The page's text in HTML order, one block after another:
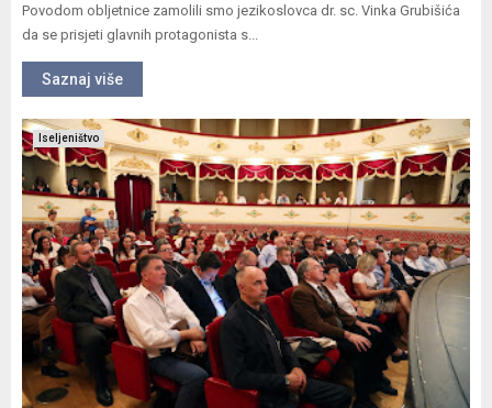
Povodom obljetnice zamolili smo jezikoslovca dr. sc. Vinka Grubišića
da se prisjeti glavnih protagonista s...
Saznaj više
Iseljeništvo